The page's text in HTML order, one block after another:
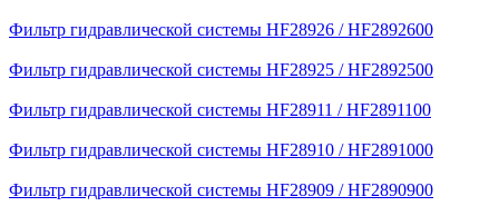
Фильтр гидравлической системы HF28926 / HF2892600
Фильтр гидравлической системы HF28925 / HF2892500
Фильтр гидравлической системы HF28911 / HF2891100
Фильтр гидравлической системы HF28910 / HF2891000
Фильтр гидравлической системы HF28909 / HF2890900